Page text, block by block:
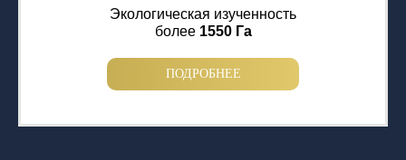
Экологическая изученность
более 1550 Га
ПОДРОБНЕЕ